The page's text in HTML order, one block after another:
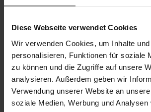
Diese Webseite verwendet Cookies
Wir verwenden Cookies, um Inhalte
personalisieren, Funktionen für soziale
zu können und die Zugriffe auf unsere
analysieren. Außerdem geben wir
Verwendung unserer Website an
soziale Medien, Werbung und Analysen
Sorte ‘Twinny Peach’. ‘Bronze Dragon
weiße Blüten und wächst auch
die rosafarbene ‘Rosella’. ‘
Blüten mit rosaorangefarbener Mitte
bis 70 cm hoch. Wer es feuerrot
'Defiance', die mehr als 70 cm